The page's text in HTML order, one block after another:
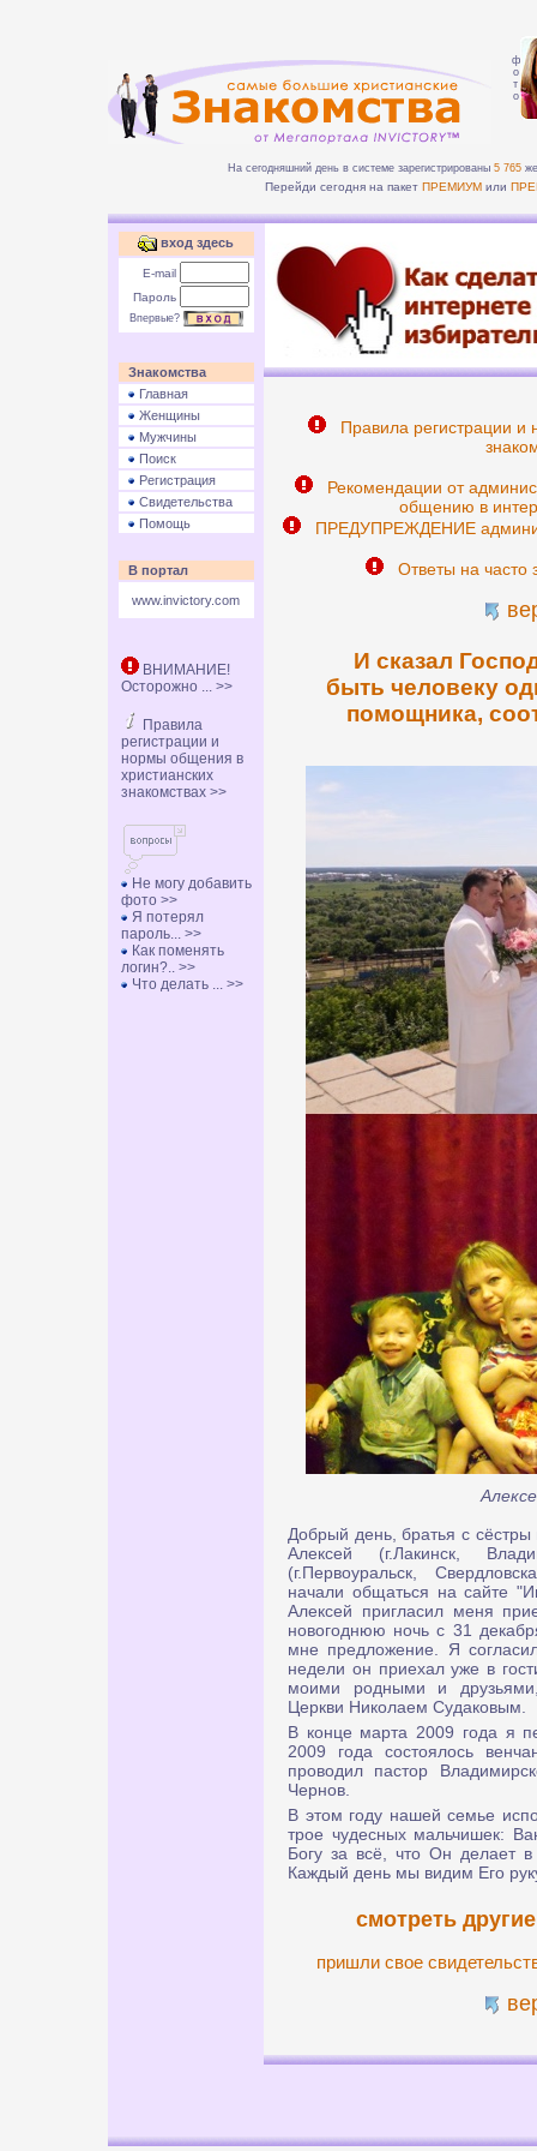
ф
о
т
о
На сегодняшний день в системе зарегистрированы 5 765
Перейди сегодня на пакет ПРЕМИУМили
вход здесь
E-mail
Пароль
Впервые?
Знакомства
Главная
Женщины
Мужчины
Поиск
Регистрация
Свидетельства
Помощь
В портал
www.invictory.com
ВНИМАНИЕ!
Осторожно ... >>
Правила
регистрации и
нормы общения в
христианских
знакомствах >>
Не могу добавить
фото >>
Я потерял
пароль... >>
Как поменять
логин?.. >>
Что делать ... >>
Правила регистрации и
Рекомендации от
общению в
ПРЕДУПРЕЖДЕНИЕ
Ответы на часто
И сказал
быть человеку
помощника,
Добрый день, братья с
Алексей (г.Лакинск,
(г.Первоуральск,
начали общаться на сайте
Алексей пригласил меня
новогоднюю ночь с 31
мне предложение. Я
недели он приехал уже в
моими родными и
Церкви Николаем Судаковым.
В конце марта 2009 года я
2009 года состоялось
проводил пастор
Чернов.
В этом году нашей семье
трое чудесных мальчишек:
Богу за всё, что Он делает
Каждый день мы видим Его
смотреть
пришли свое